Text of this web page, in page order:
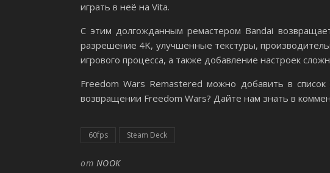
играть в неё на Vita.
С этим долгожданным ремастером Bandai
разрешение 4K, улучшенные текстуры,
игрового процесса, а также добавление настроек
Freedom Wars Remastered можно добавить в
возвращении Freedom Wars? Дайте нам знать в
60fps Steam Deck
от NOOK